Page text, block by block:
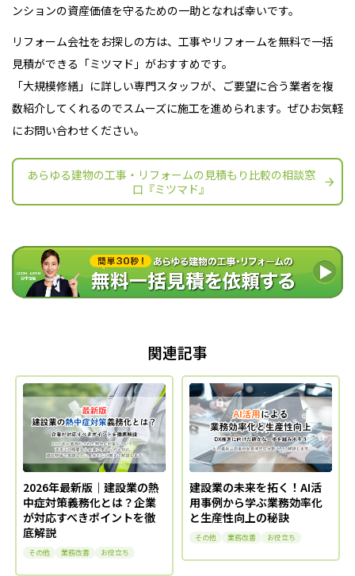
ンションの資産価値を守るための一助となれば幸いです。
リフォーム会社をお探しの方は、工事やリフォームを無料で一括
見積ができる「ミツマド」がおすすめです。
「大規模修繕」に詳しい専門スタッフが、ご要望に合う業者を複
数紹介してくれるのでスムーズに施工を進められます。ぜひお気軽
にお問い合わせください。
あらゆる建物の工事・リフォームの見積もり比較の相談窓
口『ミツマド』
関連記事
2026年最新版｜建設業の熱
中症対策義務化とは？企業
が対応すべきポイントを徹
底解説
その他 業務改善 お役立ち
建設業の未来を拓く！AI活
用事例から学ぶ業務効率化
と生産性向上の秘訣
その他 業務改善 お役立ち